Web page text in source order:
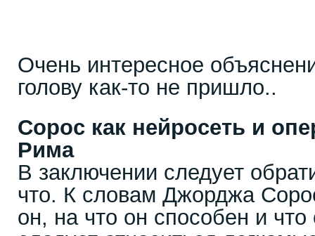
Очень интересное
голову как-то не пришло..
Сорос как нейросеть и
Рима
В заключении следует
что. К словам Джорджа
он, на что он способен и